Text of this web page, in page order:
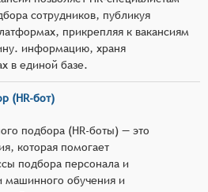
сотрудников, публикуя
прикрепляя к вакансиям
информацию, храня
в единой базе.
(HR-бот)
подбора (HR-боты) — это
которая помогает
подбора персонала и
машинного обучения и